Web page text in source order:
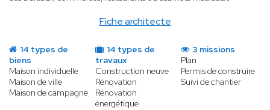
Fiche architecte
14 types de
biens
Maison individuelle
Maison de ville
Maison de campagne
14 types de
travaux
Construction neuve
Rénovation
Rénovation
énergétique
3 missions
Plan
Permis de construire
Suivi de chantier